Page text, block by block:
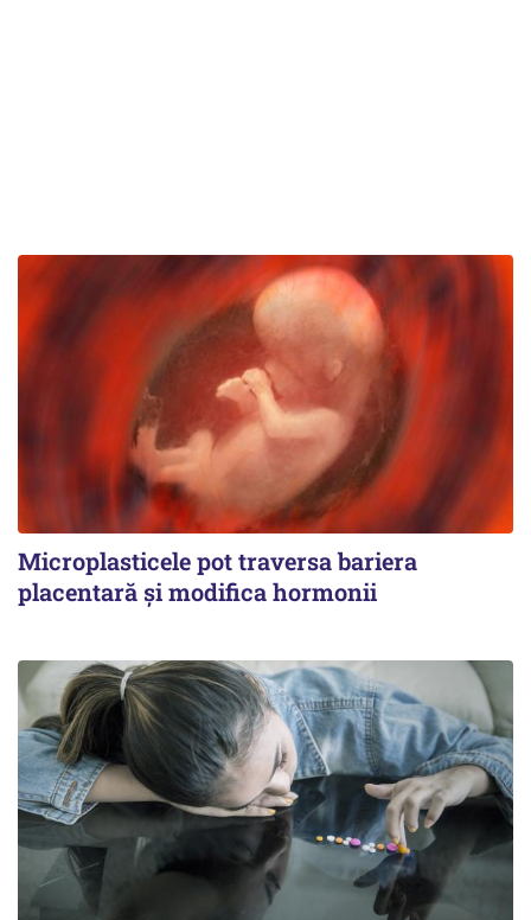
Microplasticele pot traversa bariera
placentară și modifica hormonii